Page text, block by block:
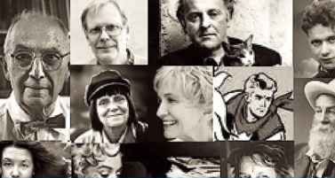
Skip
to
content